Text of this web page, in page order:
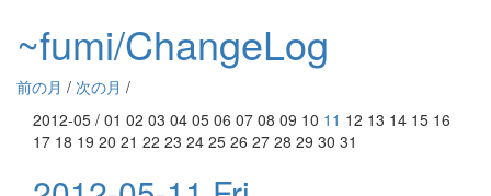
~fumi/ChangeLog
前の月 / 次の月 /
2012-05 / 01 02 03 04 05 06 07 08 09 10 11 12 13 14 15 16
17 18 19 20 21 22 23 24 25 26 27 28 29 30 31